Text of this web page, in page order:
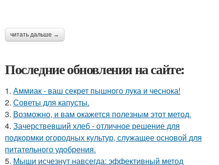
читать дальше →
Последние обновления на сайте:
1. Аммиак - ваш секрет пышного лука и чеснока!
2. Советы для капусты.
3. Возможно, и вам окажется полезным этот метод.
4. Зачерствевший хлеб - отличное решение для
подкормки огородных культур, служащее основой для
питательного удобрения.
5. Мыши исчезнут навсегда: эффективный метод